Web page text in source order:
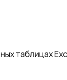
таблицах